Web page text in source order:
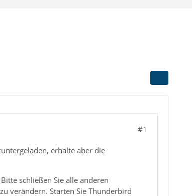
#1
erhalte aber die
schließen Sie alle anderen
verändern. Starten Sie Thunderbird